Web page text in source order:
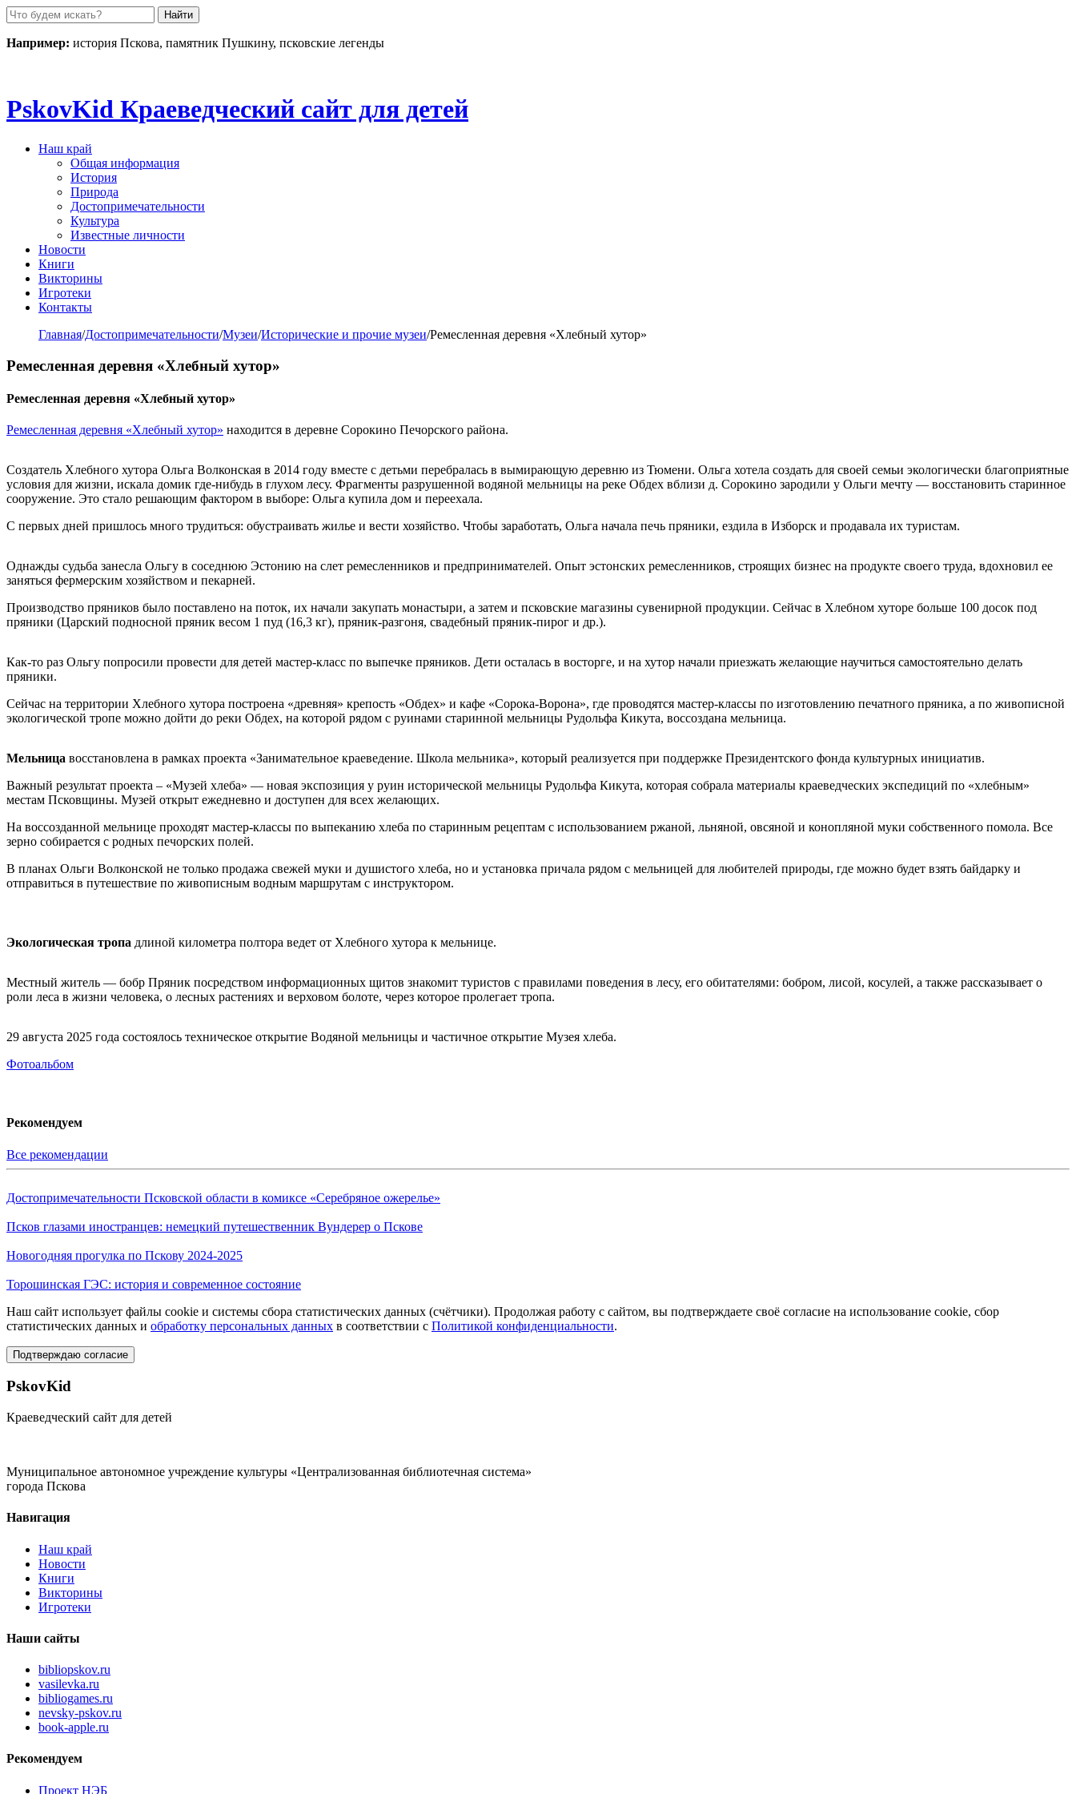
Пролистать
до
контента
Например: история Пскова, памятник Пушкину, псковские легенды
PskovKid Краеведческий сайт для детей
Наш край
Общая информация
История
Природа
Достопримечательности
Культура
Известные личности
Новости
Книги
Викторины
Игротеки
Контакты
Главная/Достопримечательности/Музеи/Исторические и прочие музеи/Ремесленная деревня «Хлебный хутор»
Ремесленная деревня «Хлебный хутор»
Ремесленная деревня «Хлебный хутор»
Ремесленная деревня «Хлебный хутор» находится в деревне Сорокино Печорского района.
Создатель Хлебного хутора Ольга Волконская в 2014 году вместе с детьми перебралась в вымирающую деревню из Тюмени. Ольга хотела создать для своей семьи экологически благоприятные
условия для жизни, искала домик где-нибудь в глухом лесу. Фрагменты разрушенной водяной мельницы на реке Обдех вблизи д. Сорокино зародили у Ольги мечту — восстановить старинное
сооружение. Это стало решающим фактором в выборе: Ольга купила дом и переехала.
С первых дней пришлось много трудиться: обустраивать жилье и вести хозяйство. Чтобы заработать, Ольга начала печь пряники, ездила в Изборск и продавала их туристам.
Однажды судьба занесла Ольгу в соседнюю Эстонию на слет ремесленников и предпринимателей. Опыт эстонских ремесленников, строящих бизнес на продукте своего труда, вдохновил ее
заняться фермерским хозяйством и пекарней.
Производство пряников было поставлено на поток, их начали закупать монастыри, а затем и псковские магазины сувенирной продукции. Сейчас в Хлебном хуторе больше 100 досок под
пряники (Царский подносной пряник весом 1 пуд (16,3 кг), пряник-разгоня, свадебный пряник-пирог и др.).
Как-то раз Ольгу попросили провести для детей мастер-класс по выпечке пряников. Дети осталась в восторге, и на хутор начали приезжать желающие научиться самостоятельно делать
пряники.
Сейчас на территории Хлебного хутора построена «древняя» крепость «Обдех» и кафе «Сорока-Ворона», где проводятся мастер-классы по изготовлению печатного пряника, а по живописной
экологической тропе можно дойти до реки Обдех, на которой рядом с руинами старинной мельницы Рудольфа Кикута, воссоздана мельница.
Мельница восстановлена в рамках проекта «Занимательное краеведение. Школа мельника», который реализуется при поддержке Президентского фонда культурных инициатив.
Важный результат проекта – «Музей хлеба» — новая экспозиция у руин исторической мельницы Рудольфа Кикута, которая собрала материалы краеведческих экспедиций по «хлебным»
местам Псковщины. Музей открыт ежедневно и доступен для всех желающих.
На воссозданной мельнице проходят мастер-классы по выпеканию хлеба по старинным рецептам с использованием ржаной, льняной, овсяной и конопляной муки собственного помола. Все
зерно собирается с родных печорских полей.
В планах Ольги Волконской не только продажа свежей муки и душистого хлеба, но и установка причала рядом с мельницей для любителей природы, где можно будет взять байдарку и
отправиться в путешествие по живописным водным маршрутам с инструктором.
Экологическая тропа длиной километра полтора ведет от Хлебного хутора к мельнице.
Местный житель — бобр Пряник посредством информационных щитов знакомит туристов с правилами поведения в лесу, его обитателями: бобром, лисой, косулей, а также рассказывает о
роли леса в жизни человека, о лесных растениях и верховом болоте, через которое пролегает тропа.
29 августа 2025 года состоялось техническое открытие Водяной мельницы и частичное открытие Музея хлеба.
Фотоальбом
Рекомендуем
Все рекомендации
Достопримечательности Псковской области в комиксе «Серебряное ожерелье»
Псков глазами иностранцев: немецкий путешественник Вундерер о Пскове
Новогодняя прогулка по Пскову 2024-2025
Торошинская ГЭС: история и современное состояние
Наш сайт использует файлы cookie и системы сбора статистических данных (счётчики). Продолжая работу с сайтом, вы подтверждаете своё согласие на использование cookie, сбор
статистических данных и обработку персональных данных в соответствии с Политикой конфиденциальности.
Подтверждаю согласие
PskovKid
Краеведческий сайт для детей
Муниципальное автономное учреждение культуры «Централизованная библиотечная система»
города Пскова
Навигация
Наш край
Новости
Книги
Викторины
Игротеки
Наши сайты
bibliopskov.ru
vasilevka.ru
bibliogames.ru
nevsky-pskov.ru
book-apple.ru
Рекомендуем
Проект НЭБ